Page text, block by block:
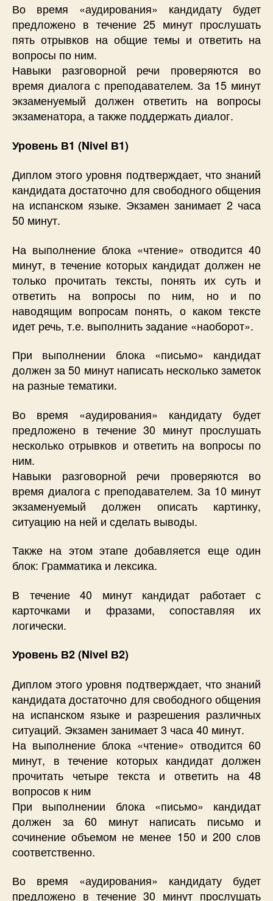
Во время «аудирования» кандидату будет
предложено в течение 25 минут прослушать
пять отрывков на общие темы и ответить на
вопросы по ним.
Навыки разговорной речи проверяются во
время диалога с преподавателем. За 15 минут
экзаменуемый должен ответить на вопросы
экзаменатора, а также поддержать диалог.
Уровень В1 (Nivel В1)
Диплом этого уровня подтверждает, что знаний
кандидата достаточно для свободного общения
на испанском языке. Экзамен занимает 2 часа
50 минут.
На выполнение блока «чтение» отводится 40
минут, в течение которых кандидат должен не
только прочитать тексты, понять их суть и
ответить на вопросы по ним, но и по
наводящим вопросам понять, о каком тексте
идет речь, т.е. выполнить задание «наоборот».
При выполнении блока «письмо» кандидат
должен за 50 минут написать несколько заметок
на разные тематики.
Во время «аудирования» кандидату будет
предложено в течение 30 минут прослушать
несколько отрывков и ответить на вопросы по
ним.
Навыки разговорной речи проверяются во
время диалога с преподавателем. За 10 минут
экзаменуемый должен описать картинку,
ситуацию на ней и сделать выводы.
Также на этом этапе добавляется еще один
блок: Грамматика и лексика.
В течение 40 минут кандидат работает с
карточками и фразами, сопоставляя их
логически.
Уровень В2 (Nivel В2)
Диплом этого уровня подтверждает, что знаний
кандидата достаточно для свободного общения
на испанском языке и разрешения различных
ситуаций. Экзамен занимает 3 часа 40 минут.
На выполнение блока «чтение» отводится 60
минут, в течение которых кандидат должен
прочитать четыре текста и ответить на 48
вопросов к ним
При выполнении блока «письмо» кандидат
должен за 60 минут написать письмо и
cочинение объемом не менее 150 и 200 слов
соответственно.
Во время «аудирования» кандидату будет
предложено в течение 30 минут прослушать